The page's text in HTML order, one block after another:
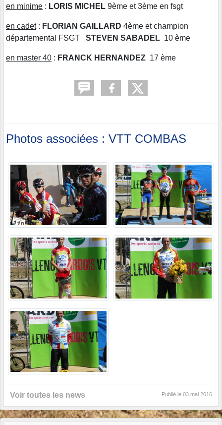
en minime : LORIS MICHEL 9ème et 3ème en fsgt
en cadet: FLORIAN GAILLARD 4ème et champion
départemental FSGT STEVEN SABADEL 10 ème
en master 40 : FRANCK HERNANDEZ 17 ème
Photos associées : VTT COMBAS
Voir toutes les news Publié le 03 mai 2016